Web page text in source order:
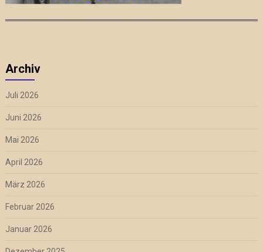
Archiv
Juli 2026
Juni 2026
Mai 2026
April 2026
März 2026
Februar 2026
Januar 2026